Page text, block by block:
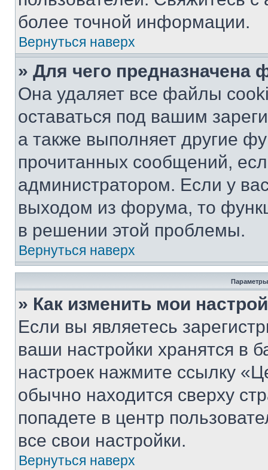
более точной информации.
Вернуться наверх
» Для чего предназначена
Она удаляет все файлы
оставаться под вашим
а также выполняет другие
прочитанных сообщений,
администратором. Если у
выходом из форума, то
в решении этой проблемы.
Вернуться наверх
Параметры
» Как изменить мои
Если вы являетесь
ваши настройки хранятся в
настроек нажмите ссылку
обычно находится сверху
попадете в центр
все свои настройки.
Вернуться наверх